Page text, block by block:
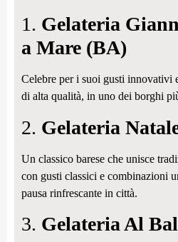
1. Gelateria
a Mare (BA)
Celebre per i suoi gusti innovativi
di alta qualità, in uno dei borghi
2. Gelateria
Un classico barese che unisce
con gusti classici e combinazioni
pausa rinfrescante in città.
3. Gelateria Al